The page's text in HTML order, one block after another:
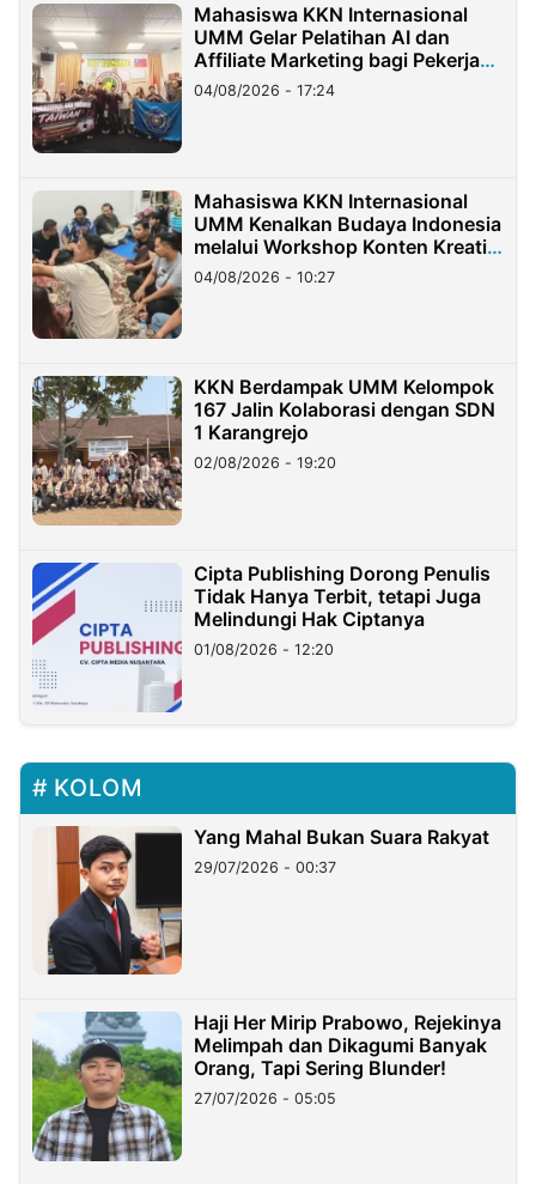
Mahasiswa KKN Internasional
UMM Gelar Pelatihan AI dan
Affiliate Marketing bagi Pekerja
Migran Indonesia di Taiwan
04/08/2026 - 17:24
Mahasiswa KKN Internasional
UMM Kenalkan Budaya Indonesia
melalui Workshop Konten Kreatif
di Taiwan
04/08/2026 - 10:27
KKN Berdampak UMM Kelompok
167 Jalin Kolaborasi dengan SDN
1 Karangrejo
02/08/2026 - 19:20
Cipta Publishing Dorong Penulis
Tidak Hanya Terbit, tetapi Juga
Melindungi Hak Ciptanya
01/08/2026 - 12:20
KOLOM
Yang Mahal Bukan Suara Rakyat
29/07/2026 - 00:37
Haji Her Mirip Prabowo, Rejekinya
Melimpah dan Dikagumi Banyak
Orang, Tapi Sering Blunder!
27/07/2026 - 05:05